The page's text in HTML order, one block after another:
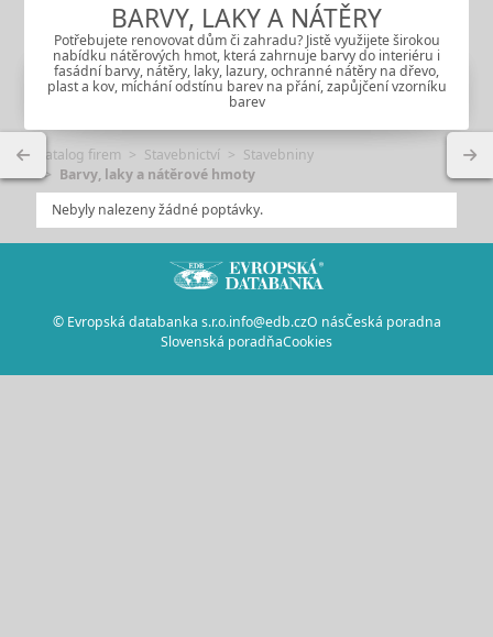
BARVY, LAKY A NÁTĚRY
Potřebujete renovovat dům či zahradu? Jistě využijete širokou
nabídku nátěrových hmot, která zahrnuje barvy do interiéru i
fasádní barvy, nátěry, laky, lazury, ochranné nátěry na dřevo,
plast a kov, míchání odstínu barev na přání, zapůjčení vzorníku
barev
Katalog firem Stavebnictví
Stavebniny
Barvy, laky a nátěrové hmoty
Nebyly nalezeny žádné poptávky.
© Evropská databanka s.r.o.info@edb.czO násČeská poradna
Slovenská poradňaCookies